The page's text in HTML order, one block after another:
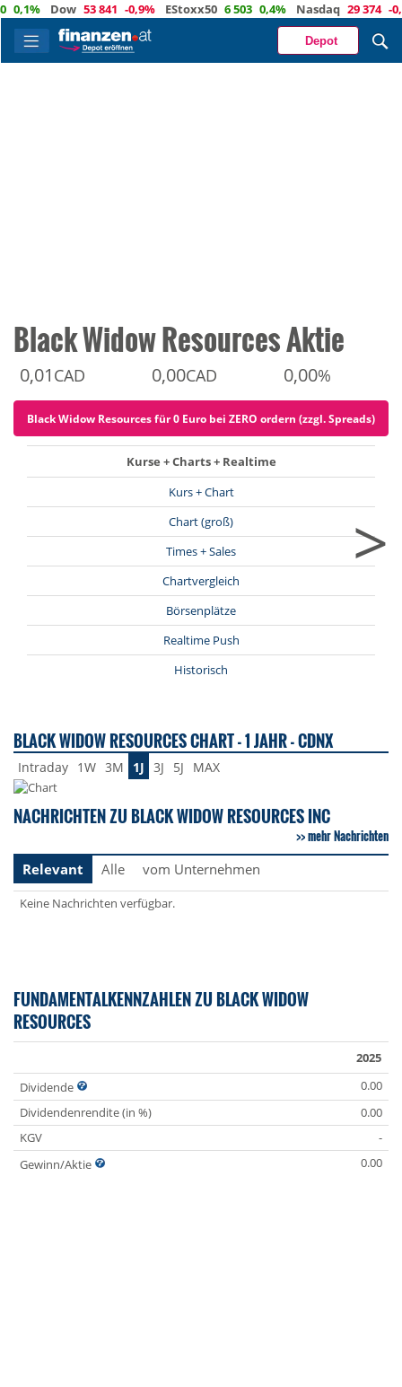
Dow 53 841 -0,9% EStoxx50 6 503 0,4% Nasdaq 29 374 -0,4%
Depot
Black Widow Resources Aktie
0,01 CAD 0,00CAD 0,00%
Black Widow Resources für 0 Euro bei ZERO ordern (zzgl. Spreads)
Kurse + Charts + Realtime
Kurs + Chart
Chart (groß)
Times + Sales
Chartvergleich
Börsenplätze
Realtime Push
Historisch
>
BLACK WIDOW RESOURCES CHART - 1 JAHR - CDNX
Intraday 1W 3M 1J 3J 5J MAX
NACHRICHTEN ZU BLACK WIDOW RESOURCES INC
mehr Nachrichten
Relevant
Alle vom Unternehmen
Keine Nachrichten verfügbar.
FUNDAMENTALKENNZAHLEN ZU BLACK WIDOW
RESOURCES
2025
Dividende
0.00
Dividendenrendite (in %)
0.00
KGV
-
Gewinn/Aktie
0.00